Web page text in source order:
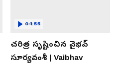
చరిత్ర సృష్టించిన వైభవ్
సూర్యవంశీ | Vaibhav
04:55